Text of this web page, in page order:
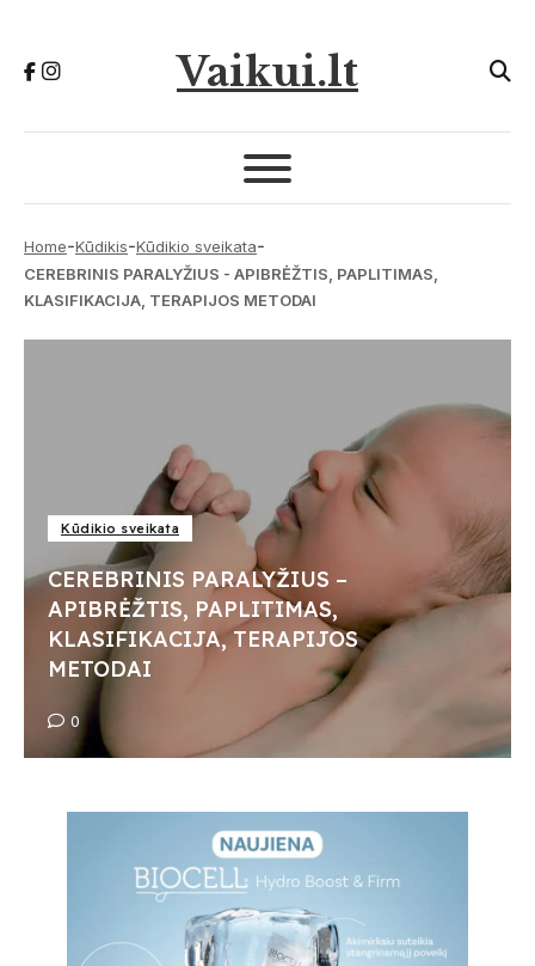
Vaikui.lt
Home-Kūdikis-Kūdikio sveikata-
CEREBRINIS PARALYŽIUS - APIBRĖŽTIS, PAPLITIMAS,
KLASIFIKACIJA, TERAPIJOS METODAI
Kūdikio sveikata
CEREBRINIS PARALYŽIUS –
APIBRĖŽTIS, PAPLITIMAS,
KLASIFIKACIJA, TERAPIJOS
METODAI
0